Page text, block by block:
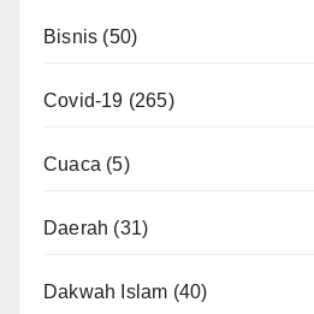
Bisnis (50)
Covid-19 (265)
Cuaca (5)
Daerah (31)
Dakwah Islam (40)